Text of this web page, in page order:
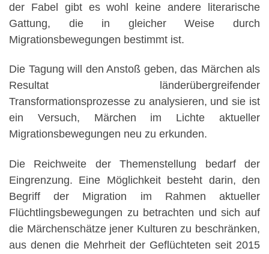
der Fabel gibt es wohl keine andere literarische
Gattung, die in gleicher Weise durch
Migrationsbewegungen bestimmt ist.
Die Tagung will den Anstoß geben, das Märchen als
Resultat länderübergreifender
Transformationsprozesse zu analysieren, und sie ist
ein Versuch, Märchen im Lichte aktueller
Migrationsbewegungen neu zu erkunden.
Die Reichweite der Themenstellung bedarf der
Eingrenzung. Eine Möglichkeit besteht darin, den
Begriff der Migration im Rahmen aktueller
Flüchtlingsbewegungen zu betrachten und sich auf
die Märchenschätze jener Kulturen zu beschränken,
aus denen die Mehrheit der Geflüchteten seit 2015